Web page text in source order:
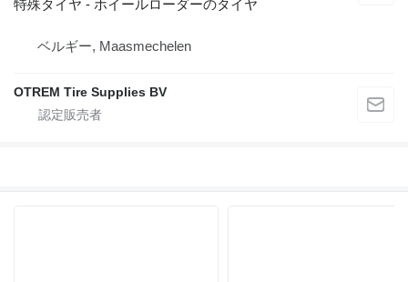
特殊タイヤ - ホイールローダーのタイヤ
ベルギー, Maasmechelen
OTREM Tire Supplies BV